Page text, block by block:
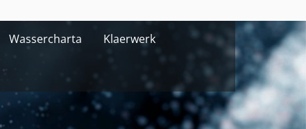
Wassercharta Klaerwerk